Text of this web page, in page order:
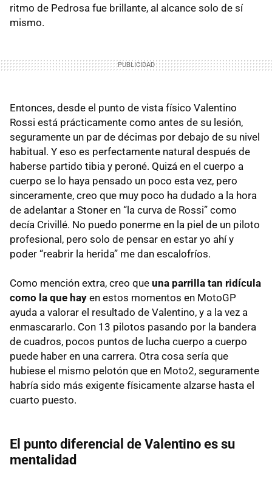
ritmo de Pedrosa fue brillante, al alcance solo de sí
mismo.
Entonces, desde el punto de vista físico Valentino
Rossi está prácticamente como antes de su lesión,
seguramente un par de décimas por debajo de su nivel
habitual. Y eso es perfectamente natural después de
haberse partido tibia y peroné. Quizá en el cuerpo a
cuerpo se lo haya pensado un poco esta vez, pero
sinceramente, creo que muy poco ha dudado a la hora
de adelantar a Stoner en “la curva de Rossi” como
decía Crivillé. No puedo ponerme en la piel de un piloto
profesional, pero solo de pensar en estar yo ahí y
poder “reabrir la herida” me dan escalofríos.
Como mención extra, creo que una parrilla tan ridícula
como la que hay en estos momentos en MotoGP
ayuda a valorar el resultado de Valentino, y a la vez a
enmascararlo. Con 13 pilotos pasando por la bandera
de cuadros, pocos puntos de lucha cuerpo a cuerpo
puede haber en una carrera. Otra cosa sería que
hubiese el mismo pelotón que en Moto2, seguramente
habría sido más exigente físicamente alzarse hasta el
cuarto puesto.
El punto diferencial de Valentino es su
mentalidad